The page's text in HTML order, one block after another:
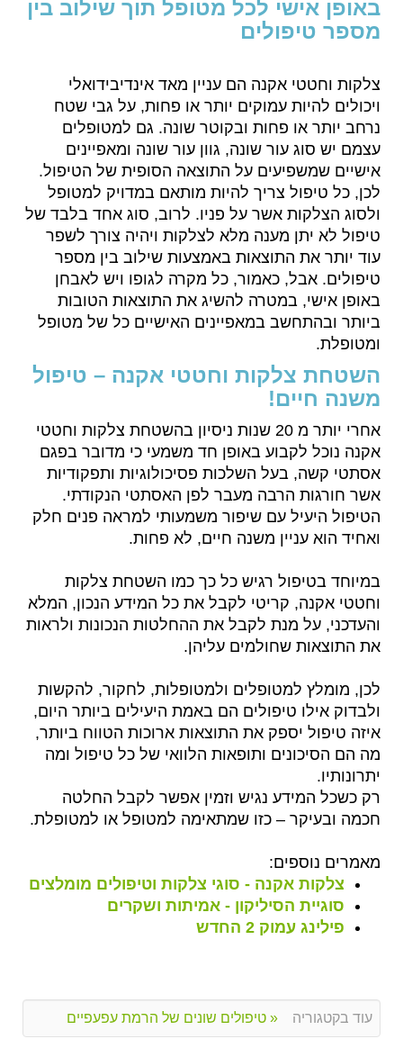
באופן אישי לכל מטופל תוך שילוב בין
מספר טיפולים
צלקות וחטטי אקנה הם עניין מאד אינדיבידואלי
ויכולים להיות עמוקים יותר או פחות, על גבי שטח
נרחב יותר או פחות ובקוטר שונה. גם למטופלים
עצמם יש סוג עור שונה, גוון עור שונה ומאפיינים
אישיים שמשפיעים על התוצאה הסופית של הטיפול.
לכן, כל טיפול צריך להיות מותאם במדויק למטופל
ולסוג הצלקות אשר על פניו. לרוב, סוג אחד בלבד של
טיפול לא יתן מענה מלא לצלקות ויהיה צורך לשפר
עוד יותר את התוצאות באמצעות שילוב בין מספר
טיפולים. אבל, כאמור, כל מקרה לגופו ויש לאבחן
באופן אישי, במטרה להשיג את התוצאות הטובות
ביותר ובהתחשב במאפיינים האישיים כל של מטופל
ומטופלת.
השטחת צלקות וחטטי אקנה – טיפול
משנה חיים!
אחרי יותר מ 20 שנות ניסיון בהשטחת צלקות וחטטי
אקנה נוכל לקבוע באופן חד משמעי כי מדובר בפגם
אסתטי קשה, בעל השלכות פסיכולוגיות ותפקודיות
אשר חורגות הרבה מעבר לפן האסתטי הנקודתי.
הטיפול היעיל עם שיפור משמעותי למראה פנים חלק
ואחיד הוא עניין משנה חיים, לא פחות.
במיוחד בטיפול רגיש כל כך כמו השטחת צלקות
וחטטי אקנה, קריטי לקבל את כל המידע הנכון, המלא
והעדכני, על מנת לקבל את ההחלטות הנכונות ולראות
את התוצאות שחולמים עליהן.
לכן, מומלץ למטופלים ולמטופלות, לחקור, להקשות
ולבדוק אילו טיפולים הם באמת היעילים ביותר היום,
איזה טיפול יספק את התוצאות ארוכות הטווח ביותר,
מה הם הסיכונים ותופאות הלוואי של כל טיפול ומה
יתרונותיו.
רק כשכל המידע נגיש וזמין אפשר לקבל החלטה
חכמה ובעיקר – כזו שמתאימה למטופל או למטופלת.
מאמרים נוספים:
צלקות אקנה - סוגי צלקות וטיפולים מומלצים
סוגיית הסיליקון - אמיתות ושקרים
פילינג עמוק 2 החדש
עוד בקטגוריה « טיפולים שונים של הרמת עפעפיים